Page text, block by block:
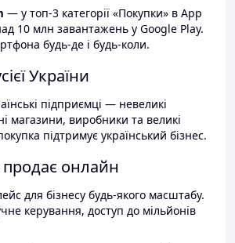
— у топ-3 категорії «Покупки» в App
10 млн завантажень у Google Play.
будь-де і будь-коли.
України
підприємці — невеликі
магазини, виробники та великі
підтримує український бізнес.
онлайн
для бізнесу будь-якого масштабу.
керування, доступ до мільйонів